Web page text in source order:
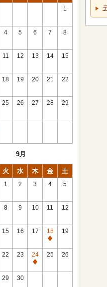
1
4 5 6 7 8
11 12 13 14 15
18 19 20 21 22
25 26 27 28 29
9月
火 水 木 金 土
1 2 3 4 5
8 9 10 11 12
15 16 17
18
休
館
19
22 23
24
休
25 26
29 30